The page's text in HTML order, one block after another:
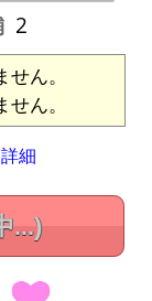
2
ん。
ん。
詳細
...)